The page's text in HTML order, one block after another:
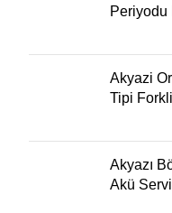
Periyodu
Akyazi
Tipi
Akyazı
Akü